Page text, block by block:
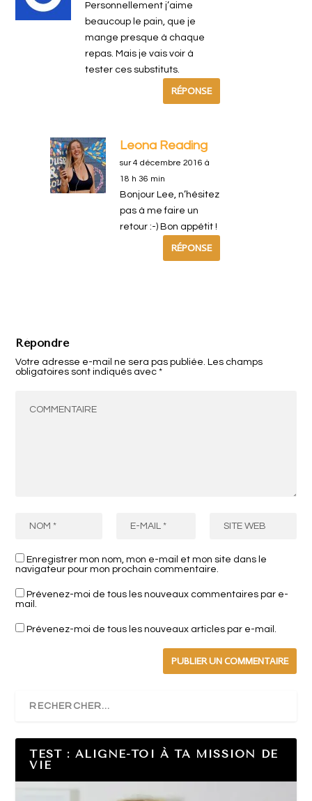
Personnellement j’aime
beaucoup le pain, que je
mange presque à chaque
repas. Mais je vais voir à
tester ces substituts.
RÉPONSE
Leona Reading
sur 4 décembre 2016 à
18 h 36 min
Bonjour Lee, n’hésitez
pas à me faire un
retour :-) Bon appétit !
RÉPONSE
Répondre
Votre adresse e-mail ne sera pas publiée. Les champs
obligatoires sont indiqués avec*
Enregistrer mon nom, mon e-mail et mon site dans le
navigateur pour mon prochain commentaire.
Prévenez-moi de tous les nouveaux commentaires par e-
mail.
Prévenez-moi de tous les nouveaux articles par e-mail.
TEST : ALIGNE-TOI À TA MISSION DE
VIE